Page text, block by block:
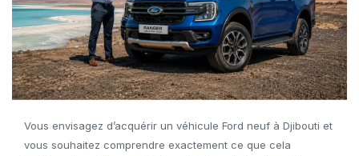
Vous envisagez d’acquérir un véhicule Ford neuf à Djibouti et
vous souhaitez comprendre exactement ce que cela